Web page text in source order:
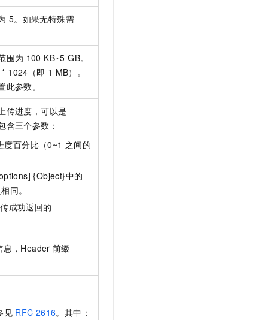
5。如果无特殊需
围为 100 KB~5 GB。
1024（即 1 MB）。
参数。
传进度，可以是
含三个参数：
百分比（0~1 之间的
{Object}中的
同。
成功返回的
息，Header 前缀
见 RFC 2616。其中：